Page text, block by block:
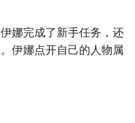
娜完成了新手任务，还
伊娜点开自己的人物属